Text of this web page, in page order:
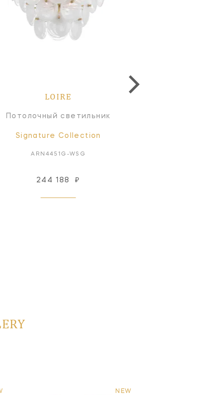
LOIRE
Потолочный светильник
Signature Collection
ARN4451G-WSG
244 188 ₽
NEW